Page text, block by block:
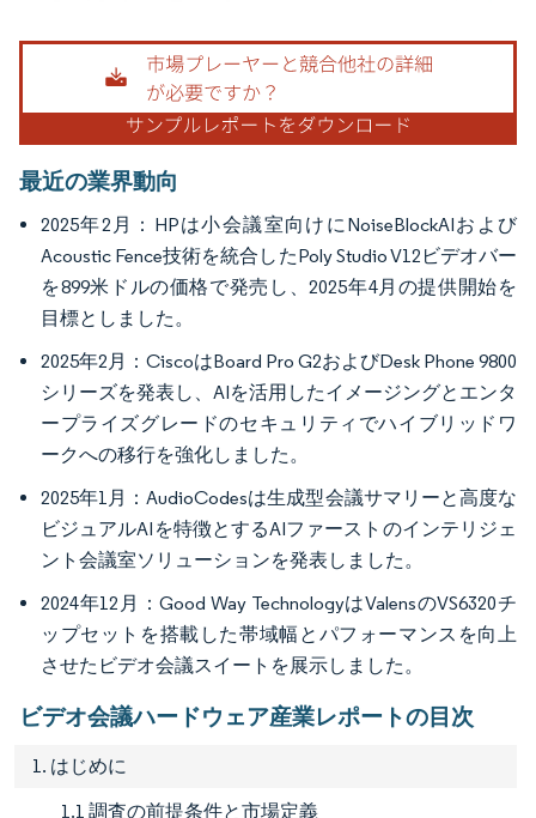
画像 © Mordor Intelligence。再利用にはCC BY 4.0の表示が必要です。
最近の業界動向
2025年2月：HPは小会議室向けにNoiseBlockAIおよび
Acoustic Fence技術を統合したPoly Studio V12ビデオバー
を899米ドルの価格で発売し、2025年4月の提供開始を
目標としました。
2025年2月：CiscoはBoard Pro G2およびDesk Phone 9800
シリーズを発表し、AIを活用したイメージングとエンタ
ープライズグレードのセキュリティでハイブリッドワ
ークへの移行を強化しました。
2025年1月：AudioCodesは生成型会議サマリーと高度な
ビジュアルAIを特徴とするAIファーストのインテリジェ
ント会議室ソリューションを発表しました。
2024年12月：Good Way TechnologyはValensのVS6320チ
ップセットを搭載した帯域幅とパフォーマンスを向上
させたビデオ会議スイートを展示しました。
ビデオ会議ハードウェア産業レポートの目次
1. はじめに
1.1 調査の前提条件と市場定義